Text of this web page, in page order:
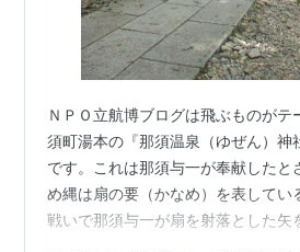
ＮＰＯ立航博ブログは飛ぶものがテ
須町湯本の『那須温泉（ゆぜん）神
です。これは那須与一が奉献したと
め縄は扇の要（かなめ）を表してい
戦いで那須与一が扇を射落とした矢